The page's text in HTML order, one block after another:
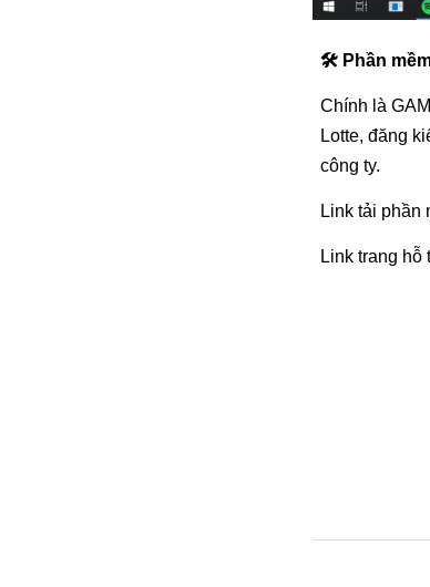
🛠 Phần
Chính là
Lotte, đăng
công ty.
Link tải phần
Link trang hỗ